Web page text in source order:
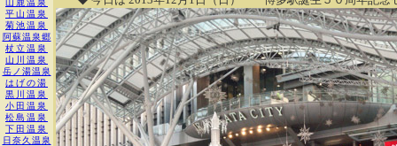
山鹿温泉
平山温泉
菊池温泉
阿蘇温泉郷
杖立温泉
山川温泉
岳ノ湯温泉
はげの湯
黒川温泉
小田温泉
松島温泉
下田温泉
日奈久温泉